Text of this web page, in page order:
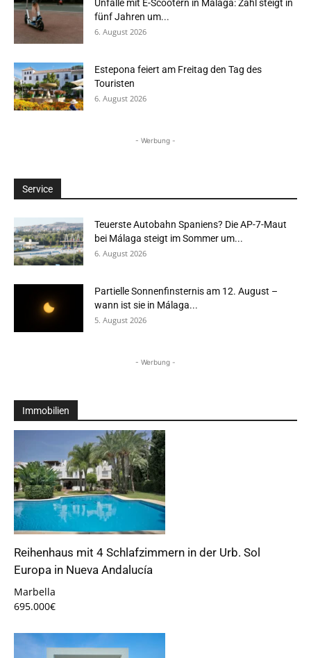
Unfälle mit E-Scootern in Málaga: Zahl steigt in
fünf Jahren um...
6. August 2026
Estepona feiert am Freitag den Tag des
Touristen
6. August 2026
- Werbung -
Service
Teuerste Autobahn Spaniens? Die AP-7-Maut
bei Málaga steigt im Sommer um...
6. August 2026
Partielle Sonnenfinsternis am 12. August –
wann ist sie in Málaga...
5. August 2026
- Werbung -
Immobilien
Reihenhaus mit 4 Schlafzimmern in der Urb. Sol
Europa in Nueva Andalucía
Marbella
695.000€